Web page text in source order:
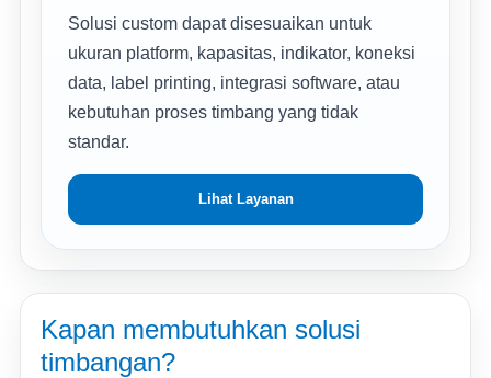
Solusi custom dapat disesuaikan untuk
ukuran platform, kapasitas, indikator, koneksi
data, label printing, integrasi software, atau
kebutuhan proses timbang yang tidak
standar.
Lihat Layanan
Kapan membutuhkan solusi
timbangan?